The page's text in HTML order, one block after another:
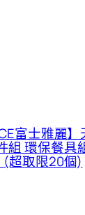
富士雅麗
組 環保餐具
(超取限20個)